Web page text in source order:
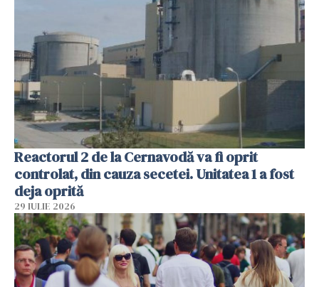
Reactorul 2 de la Cernavodă va fi oprit
controlat, din cauza secetei. Unitatea 1 a fost
deja oprită
29 IULIE 2026